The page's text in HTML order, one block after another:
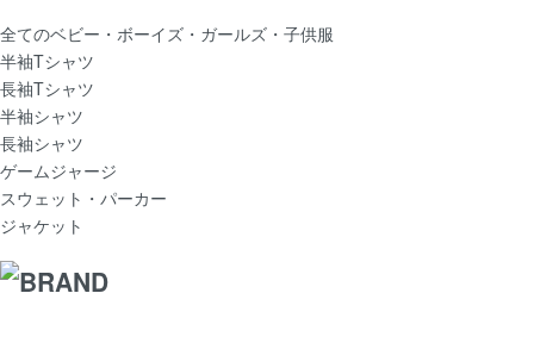
全てのベビー・ボーイズ・ガールズ・子供服
半袖Tシャツ
長袖Tシャツ
半袖シャツ
長袖シャツ
ゲームジャージ
スウェット・パーカー
ジャケット